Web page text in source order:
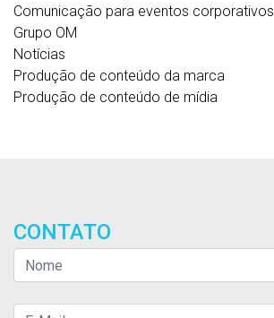
Comunicação para eventos corporativos
Grupo OM
Notícias
Produção de conteúdo da marca
Produção de conteúdo de mídia
CONTATO